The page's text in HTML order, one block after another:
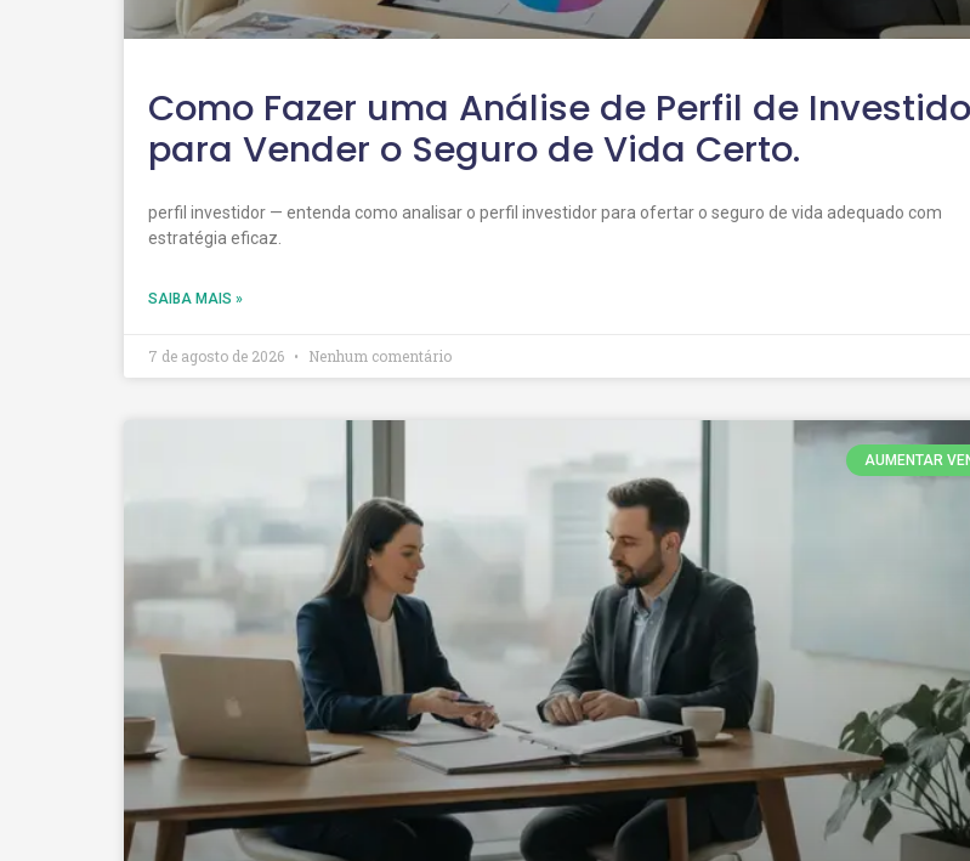
Como Fazer uma Análise de Perfil de
para Vender o Seguro de Vida Certo.
perfil investidor — entenda como analisar o perfil investidor para ofertar o seguro de vida adequado com
estratégia eficaz.
SAIBA MAIS »
7 de agosto de 2026 Nenhum comentário
AUMENTAR